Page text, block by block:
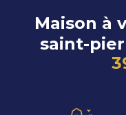
Maison à
saint-